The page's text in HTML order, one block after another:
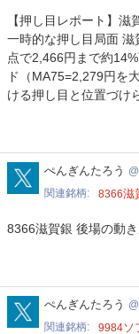
【押し目レポート】
一時的な押し目局面
点で2,466円まで約
ド（MA75=2,279円を
ける押し目と位置づ
mooooometarou
ぺんぎんたろう
関連銘柄
8366滋
8366滋賀銀 後場の動
mooooometarou
ぺんぎんたろう
関連銘柄
9984ソ